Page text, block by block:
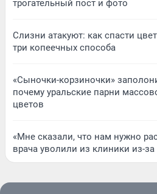
трогательный пост и фото
Слизни атакуют: как спасти
три копеечных способа
«Сыночки-корзиночки»
почему уральские парни
цветов
«Мне сказали, что нам нужно
врача уволили из клиники из-